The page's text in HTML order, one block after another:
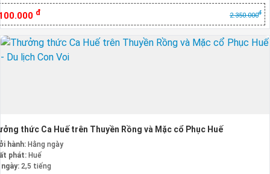
đ 2.350.000đ
thức Ca Huế trên Thuyền Rồng và Mặc cổ Phục Huế
hành: Hằng ngày
phát: Huế
2,5 tiếng